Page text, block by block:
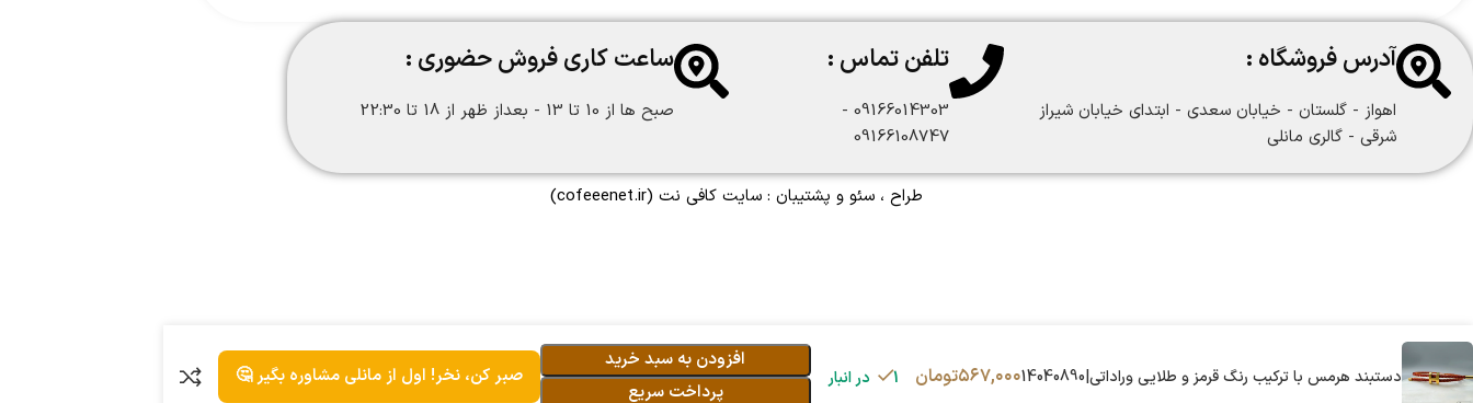
آدرس فروشگاه :
اهواز - گلستان - خیابان سعدی - ابتدای خیابان شیراز
شرقی - گالری مانلی
تلفن تماس :
09166014303 -
09166108747
ساعت کاری فروش حضوری :
صبح ها از 10 تا 13 - بعداز ظهر از 18 تا 22:30
طراح ، سئو و پشتیبان : سایت کافی نت (cofeeenet.ir)
دستبند هرمس با ترکیب رنگ قرمز و طلایی وراداتی|14040890 ۵۶۷,۰۰۰تومان 1 در انبار
افزودن به سبد خرید
پرداخت سریع
صبر کن، نخر! اول از مانلی مشاوره بگیر 🤔